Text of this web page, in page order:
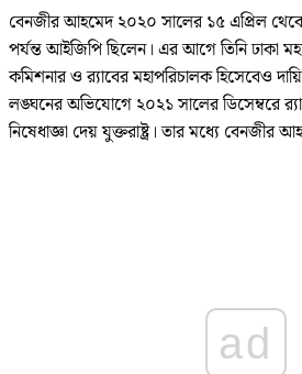
বেনজীর আহমেদ ২০২০ সালের ১৫ এপ্রিল
পর্যন্ত আইজিপি ছিলেন। এর আগে তিনি ঢাকা
কমিশনার ও র‌্যাবের মহাপরিচালক হিসেবেও
লঙ্ঘনের অভিযোগে ২০২১ সালের ডিসেম্বরে
নিষেধাজ্ঞা দেয় যুক্তরাষ্ট্র। তার মধ্যে বেনজীর
ad